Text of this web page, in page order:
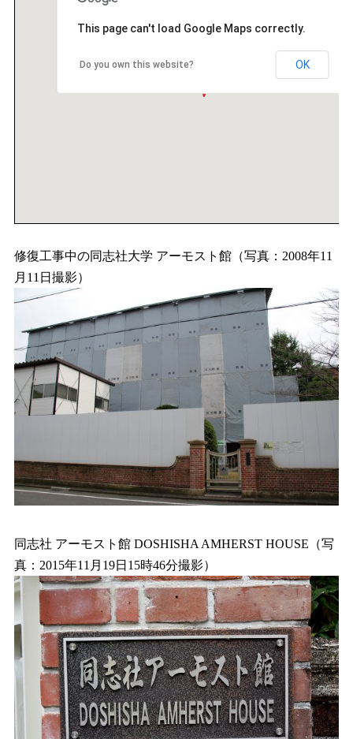
This page can't load Google Maps correctly.
Do you own this website? OK
修復工事中の同志社大学 アーモスト館（写真：2008年11
月11日撮影）
同志社 アーモスト館 DOSHISHA AMHERST HOUSE（写
真：2015年11月19日15時46分撮影）